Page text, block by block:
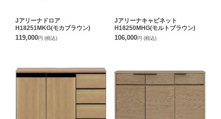
Jアリーナドロア
H18251MKG(モカブラウン)
119,000円 (税込)
Jアリーナキャビネット
H18250MHG(モルトブラウン)
106,000円 (税込)